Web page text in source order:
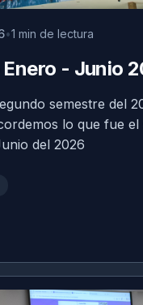
1 min de lectura
Enero - Junio
semestre del
lo que fue el
del 2026